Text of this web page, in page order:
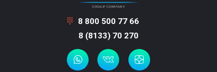
8 800 500 77 66
8 (8133) 70 270